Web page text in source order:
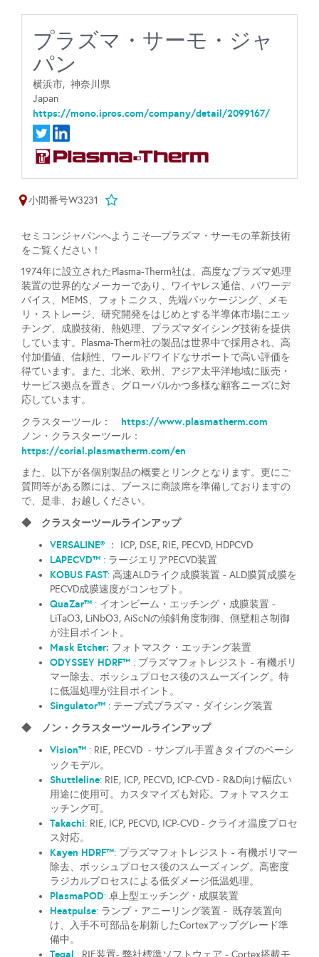
プラズマ・サーモ・ジャ
パン
横浜市, 神奈川県
Japan
https://mono.ipros.com/company/detail/2099167/
小間番号W3231
セミコンジャパンへようこそ—プラズマ・サーモの革新技術
をご覧ください！
1974年に設立されたPlasma-Therm社は、高度なプラズマ処理
装置の世界的なメーカーであり、ワイヤレス通信、パワーデ
バイス、MEMS、フォトニクス、先端パッケージング、メモ
リ・ストレージ、研究開発をはじめとする半導体市場にエッ
チング、成膜技術、熱処理、プラズマダイシング技術を提供
しています。Plasma-Therm社の製品は世界中で採用され、高
付加価値、信頼性、ワールドワイドなサポートで高い評価を
得ています。また、北米、欧州、アジア太平洋地域に販売・
サービス拠点を置き、グローバルかつ多様な顧客ニーズに対
応しています。
クラスターツール： https://www.plasmatherm.com
ノン・クラスターツール：
https://corial.plasmatherm.com/en
また、以下が各個別製品の概要とリンクとなります。更にご
質問等がある際には、ブースに商談席を準備しておりますの
で、是非、お越しください。
◆ クラスターツールラインアップ
VERSALINE® ： ICP, DSE, RIE, PECVD, HDPCVD
LAPECVD™ : ラージエリアPECVD装置
KOBUS FAST: 高速ALDライク成膜装置 - ALD膜質成膜を
PECVD成膜速度がコンセプト。
QuaZar™ : イオンビーム・エッチング・成膜装置 -
LiTaO3, LiNbO3, AiScNの傾斜角度制御、側壁粗さ制御
が注目ポイント。
Mask Etcher: フォトマスク・エッチング装置
ODYSSEY HDRF™ : プラズマフォトレジスト - 有機ポリ
マー除去、ボッシュプロセス後のスムーズイング。特
に低温処理が注目ポイント。
Singulator™ : テープ式プラズマ・ダイシング装置
◆ ノン・クラスターツールラインアップ
Vision™ : RIE, PECVD - サンプル手置きタイプのベーシ
ックモデル。
Shuttleline: RIE, ICP, PECVD, ICP-CVD - R&D向け幅広い
用途に使用可。カスタマイズも対応。フォトマスクエ
ッチング可。
Takachi: RIE, ICP, PECVD, ICP-CVD - クライオ温度プロセ
ス対応。
Kayen HDRF™: プラズマフォトレジスト - 有機ポリマー
除去、ボッシュプロセス後のスムーズィング。高密度
ラジカルプロセスによる低ダメージ低温処理。
PlasmaPOD: 卓上型エッチング・成膜装置
Heatpulse: ランプ・アニーリング装置 - 既存装置向
け、入手不可部品を刷新したCortexアップグレード準
備中。
Tegal : RIE装置- 弊社標準ソフトウェア - Cortex搭載モ